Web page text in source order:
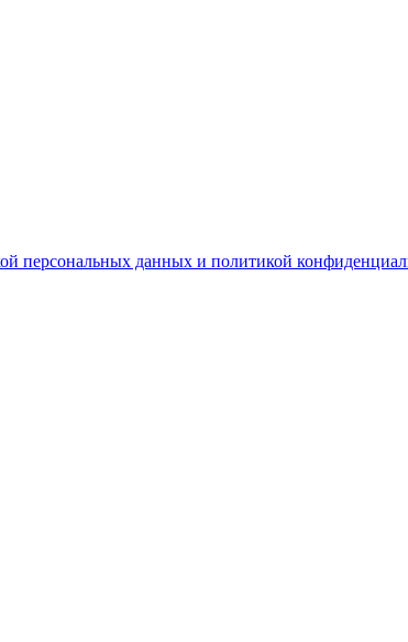
персональных данных и политикой